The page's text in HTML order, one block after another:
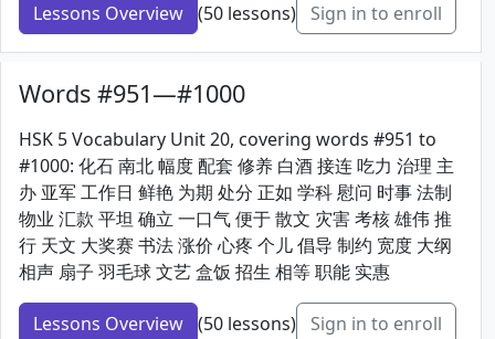
Lessons Overview (50 lessons) Sign in to enroll
Words #951—#1000
HSK 5 Vocabulary Unit 20, covering words #951 to
#1000: 化石 南北 幅度 配套 修养 白酒 接连 吃力 治理 主
办 亚军 工作日 鲜艳 为期 处分 正如 学科 慰问 时事 法制
物业 汇款 平坦 确立 一口气 便于 散文 灾害 考核 雄伟 推
行 天文 大奖赛 书法 涨价 心疼 个儿 倡导 制约 宽度 大纲
相声 扇子 羽毛球 文艺 盒饭 招生 相等 职能 实惠
Lessons Overview (50 lessons) Sign in to enroll